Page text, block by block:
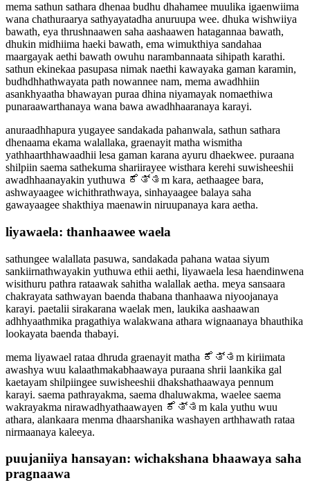
mema sathun sathara dhenaa budhu dhahamee muulika igaenwiima
wana chathuraarya sathyayatadha anuruupa wee. dhuka wishwiiya
bawath, eya thrushnaawen saha aashaawen hatagannaa bawath,
dhukin midhiima haeki bawath, ema wimukthiya sandahaa
maargayak aethi bawath owuhu narambannaata sihipath karathi.
sathun ekinekaa pasupasa nimak naethi kawayaka gaman karamin,
budhdhhathwayata path nowannee nam, mema awadhhiin
asankhyaatha bhawayan puraa dhina niyamayak nomaethiwa
punaraawarthanaya wana bawa awadhhaaranaya karayi.
anuraadhhapura yugayee sandakada pahanwala, sathun sathara
dhenaama ekama walallaka, graenayit matha wismitha
yathhaarthhawaadhii lesa gaman karana ayuru dhaekwee. puraana
shilpiin saema sathekuma shariirayee wisthara kerehi suwisheeshii
awadhhaanayakin yuthuwa ಕೆತ್ತm kara, aethaagee bara,
ashwayaagee wichithrathwaya, sinhayaagee balaya saha
gawayaagee shakthiya maenawin niruupanaya kara aetha.
liyawaela: thanhaawee waela
sathungee walallata pasuwa, sandakada pahana wataa siyum
sankiirnathwayakin yuthuwa ethii aethi, liyawaela lesa haendinwena
wisithuru pathra rataawak sahitha walallak aetha. meya sansaara
chakrayata sathwayan baenda thabana thanhaawa niyoojanaya
karayi. paetalii sirakarana waelak men, laukika aashaawan
adhhyaathmika pragathiya walakwana athara wignaanaya bhauthika
lookayata baenda thabayi.
mema liyawael rataa dhruda graenayit matha ಕೆತ್ತm kiriimata
awashya wuu kalaathmakabhaawaya puraana shrii laankika gal
kaetayam shilpiingee suwisheeshii dhakshathaawaya pennum
karayi. saema pathrayakma, saema dhaluwakma, waelee saema
wakrayakma nirawadhyathaawayen ಕೆತ್ತm kala yuthu wuu
athara, alankaara menma dhaarshanika washayen arthhawath rataa
nirmaanaya kaleeya.
puujaniiya hansayan: wichakshana bhaawaya saha
pragnaawa